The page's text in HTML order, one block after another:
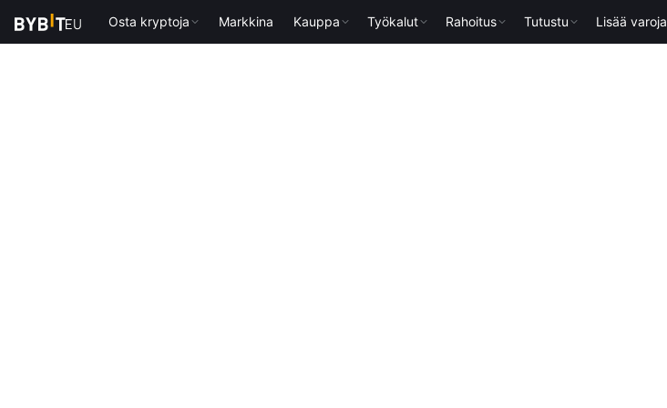
Osta kryptoja Markkina Kauppa Työkalut Rahoitus Tutustu Lisää varoja